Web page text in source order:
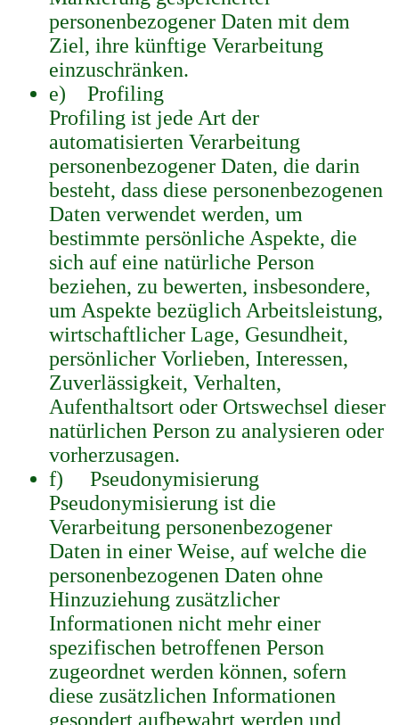
personenbezogener Daten mit dem
Ziel, ihre künftige Verarbeitung
einzuschränken.
e) Profiling
Profiling ist jede Art der
automatisierten Verarbeitung
personenbezogener Daten, die darin
besteht, dass diese personenbezogenen
Daten verwendet werden, um
bestimmte persönliche Aspekte, die
sich auf eine natürliche Person
beziehen, zu bewerten, insbesondere,
um Aspekte bezüglich Arbeitsleistung,
wirtschaftlicher Lage, Gesundheit,
persönlicher Vorlieben, Interessen,
Zuverlässigkeit, Verhalten,
Aufenthaltsort oder Ortswechsel dieser
natürlichen Person zu analysieren oder
vorherzusagen.
f) Pseudonymisierung
Pseudonymisierung ist die
Verarbeitung personenbezogener
Daten in einer Weise, auf welche die
personenbezogenen Daten ohne
Hinzuziehung zusätzlicher
Informationen nicht mehr einer
spezifischen betroffenen Person
zugeordnet werden können, sofern
diese zusätzlichen Informationen
gesondert aufbewahrt werden und